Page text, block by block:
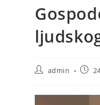
Postadmin
Post